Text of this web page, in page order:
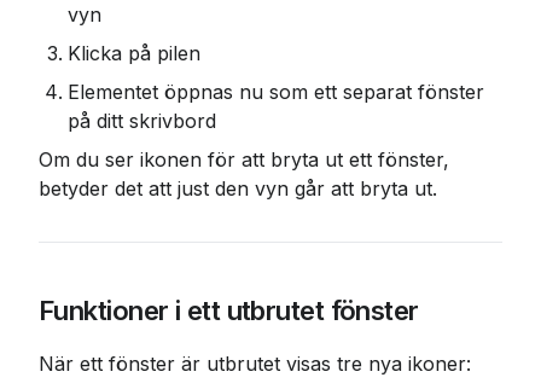
vyn
Klicka på pilen
Elementet öppnas nu som ett separat fönster
på ditt skrivbord
Om du ser ikonen för att bryta ut ett fönster,
betyder det att just den vyn går att bryta ut.
Funktioner i ett utbrutet fönster
När ett fönster är utbrutet visas tre nya ikoner: